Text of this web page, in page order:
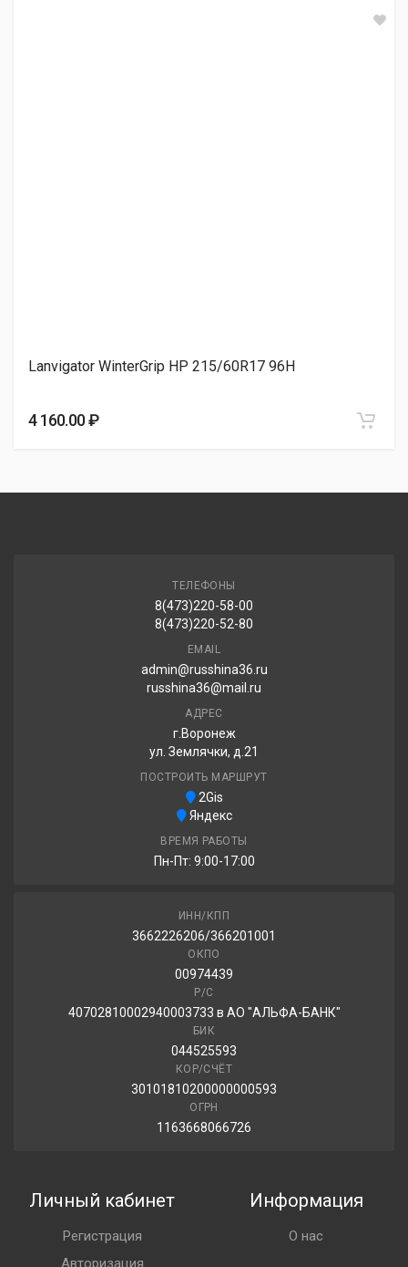
Bridgestone Blizzak Spike-02 SUV 215/60R17 100T
Roadboss W301 215/60R17 96H
6 220.00 ₽
6 240.00 ₽
TORQUE TQ026 215/60R17 96H
6 320.00 ₽
Lanvigator WinterGrip HP 215/60R17 96H
4 160.00 ₽
ТЕЛЕФОНЫ
8(473)220-58-00
8(473)220-52-80
EMAIL
admin@russhina36.ru
russhina36@mail.ru
АДРЕС
г.Воронеж
ул. Землячки, д.21
ПОСТРОИТЬ МАРШРУТ
2Gis
Яндекс
ВРЕМЯ РАБОТЫ
Пн-Пт: 9:00-17:00
ИНН/КПП
3662226206/366201001
ОКПО
00974439
Р/С
40702810002940003733 в АО "АЛЬФА-БАНК"
БИК
044525593
КОР/СЧЁТ
30101810200000000593
ОГРН
1163668066726
Личный кабинет
Регистрация
Авторизация
Информация
О нас